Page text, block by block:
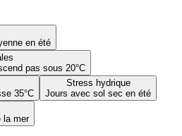
en été
pas sous 20°C
35°C
Stress hydrique
Jours avec sol sec en été
la mer